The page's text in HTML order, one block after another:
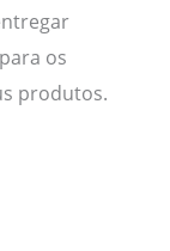
os
produtos.